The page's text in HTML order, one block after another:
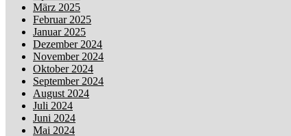
März 2025
Februar 2025
Januar 2025
Dezember 2024
November 2024
Oktober 2024
September 2024
August 2024
Juli 2024
Juni 2024
Mai 2024